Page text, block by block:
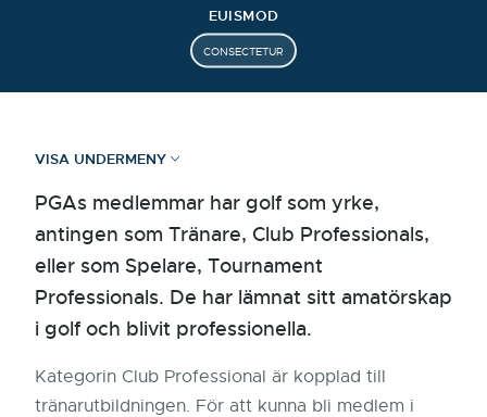
EUISMOD
CONSECTETUR
VISA UNDERMENY
PGAs medlemmar har golf som yrke,
antingen som Tränare, Club Professionals,
eller som Spelare, Tournament
Professionals. De har lämnat sitt amatörskap
i golf och blivit professionella.
Kategorin Club Professional är kopplad till
tränarutbildningen. För att kunna bli medlem i